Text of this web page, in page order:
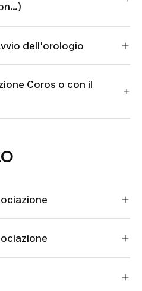
dell'orologio
Coros o con il